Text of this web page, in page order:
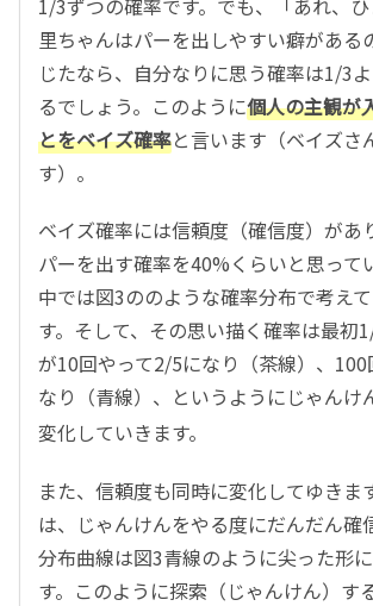
1/3ずつの確率です。でも、「あれ、
里ちゃんはパーを出しやすい癖がある
じたなら、自分なりに思う確率は1/3
るでしょう。このように個人の主観が
とをベイズ確率と言います（ベイズさ
す）。
ベイズ確率には信頼度（確信度）があ
パーを出す確率を40%くらいと思って
中では図3ののような確率分布で考え
す。そして、その思い描く確率は最初
が10回やって2/5になり（茶線）、
なり（青線）、というようにじゃんけ
変化していきます。
また、信頼度も同時に変化してゆきま
は、じゃんけんをやる度にだんだん確
分布曲線は図3青線のように尖った形
す。このように探索（じゃんけん）す